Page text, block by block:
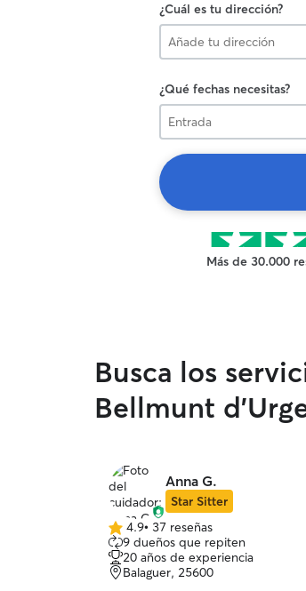
¿Cuál es tu dirección?
¿Qué fechas necesitas?
Entrada
Más de 30.000
Busca los
Bellmunt
Anna G.
Star Sitter
4.9
de
5
estrellas
4.9• 37 reseñas
9 dueños que repiten
20 años de experiencia
Balaguer, 25600